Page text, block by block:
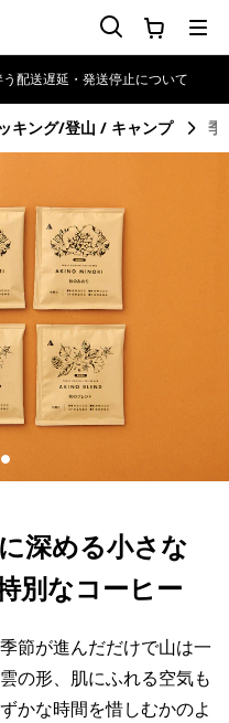
配送遅延・発送停止について
キング/登山 キャンプ 季
深める小さな
別なコーヒー
節が進んだだけで山は一
の形、肌にふれる空気も
かな時間を惜しむかのよ